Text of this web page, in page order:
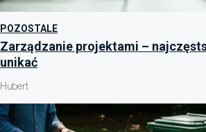
POZOSTALE
Zarządzanie projektami –
unikać
Hubert